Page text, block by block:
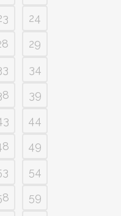
24
29
34
39
44
49
54
59